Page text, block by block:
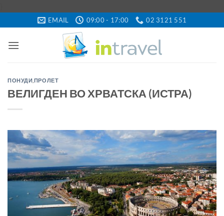
content
EMAIL 09:00 - 17:00 02 3121 551
ПОНУДИ ПРОЛЕТ
ВЕЛИГДЕН ВО ХРВАТСКА (ИСТРА)